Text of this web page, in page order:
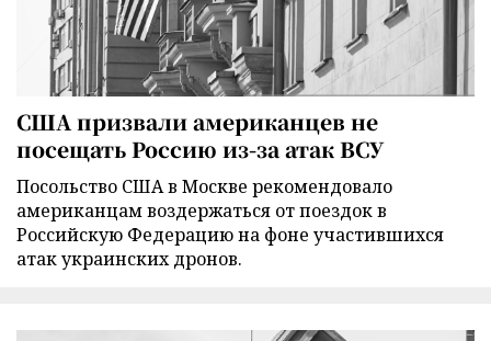
США призвали американцев не
посещать Россию из-за атак ВСУ
Посольство США в Москве рекомендовало
американцам воздержаться от поездок в
Российскую Федерацию на фоне участившихся
атак украинских дронов.